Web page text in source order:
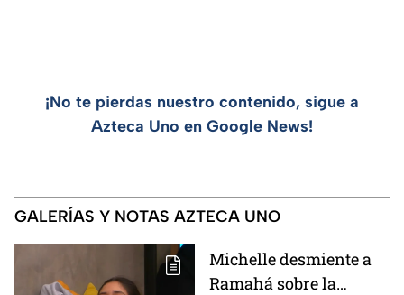
¡No te pierdas nuestro contenido, sigue a
Azteca Uno en Google News!
GALERÍAS Y NOTAS AZTECA UNO
Michelle desmiente a
Ramahá sobre la